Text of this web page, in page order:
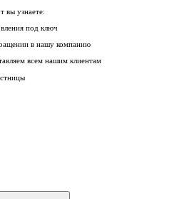
вы узнаете:
под ключ
в нашу компанию
всем нашим клиентам